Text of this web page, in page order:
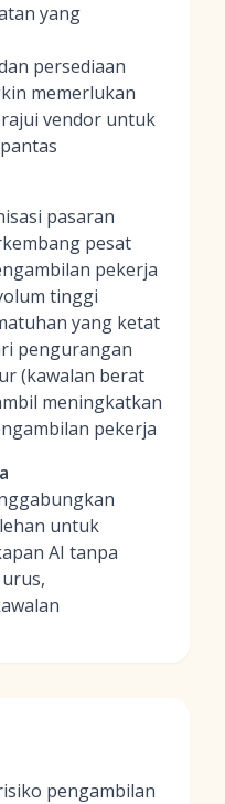
yang
persediaan
memerlukan
vendor untuk
pasaran
pesat
pekerja
tinggi
yang ketat
pengurangan
(kawalan berat
meningkatkan
pekerja
untuk
AI tanpa
pengambilan